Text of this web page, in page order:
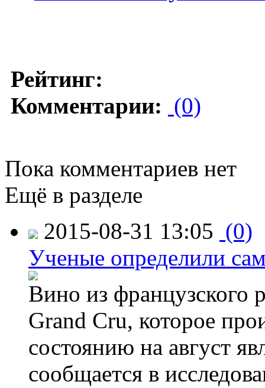
Рейтинг:
Комментарии: (0)
Пока комментариев нет
Ещё в разделе
2015-08-31 13:05 (0)
Ученые определили
Вино из французского
Grand Cru, которое
состоянию на август
сообщается в